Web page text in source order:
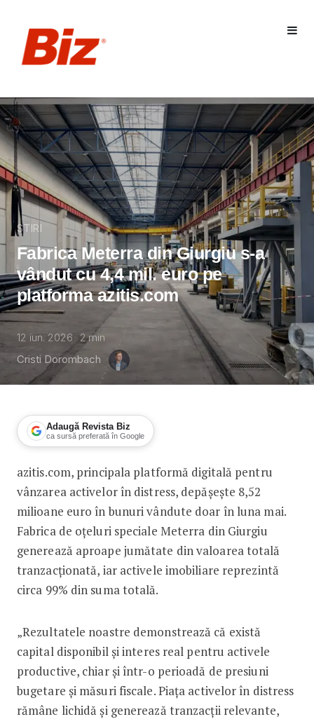
STIRI
Fabrica Meterra din Giurgiu s-a
vândut cu 4,4 mil. euro pe
platforma azitis.com
12 iun. 2026 2min
Cristi Dorombach
Adaugă Revista Biz
ca sursă preferată în Google
Fabrica Meterra din Giurgiu s-a
azitis.com, principala platformă digitală pentru
vânzarea activelor în distress, depășește 8,52
milioane euro în bunuri vândute doar în luna mai.
Fabrica de oțeluri speciale Meterra din Giurgiu
generează aproape jumătate din valoarea totală
tranzacționată, iar activele imobiliare reprezintă
circa 99% din suma totală.
„Rezultatele noastre demonstrează că există
capital disponibil și interes real pentru activele
productive, chiar și într-o perioadă de presiuni
bugetare și măsuri fiscale. Piața activelor în distress
rămâne lichidă și generează tranzacții relevante,